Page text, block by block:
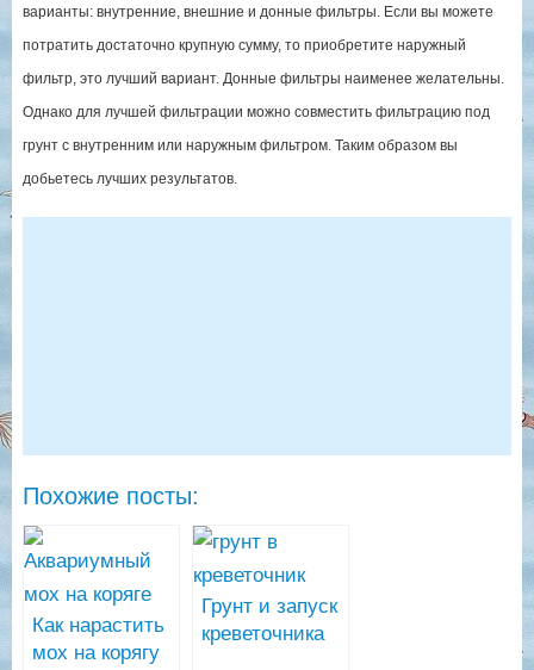
варианты: внутренние, внешние и донные фильтры. Если вы можете
потратить достаточно крупную сумму, то приобретите наружный
фильтр, это лучший вариант. Донные фильтры наименее желательны.
Однако для лучшей фильтрации можно совместить фильтрацию под
грунт с внутренним или наружным фильтром. Таким образом вы
добьетесь лучших результатов.
Похожие посты:
Как нарастить
мох на корягу
Грунт и запуск
креветочника